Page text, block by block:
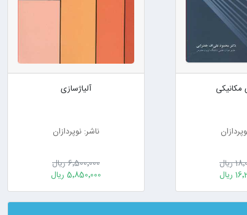
مکانیکی
ریال
ریال
آلیاژسازی
ناشر: نوپردازان
6٬500٬000 ریال
5٬850٬000 ریال